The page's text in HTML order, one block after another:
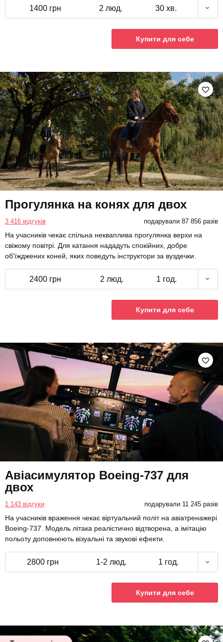
1400 грн 2 люд. 30 хв.
Купити для себе
Прогулянка на конях для двох
3 416 відгуків подарували 87 856 разів
На учасників чекає спільна некваплива прогулянка верхи на
свіжому повітрі. Для катання нададуть спокійних, добре
об'їжджених коней, яких поведуть інструктори за вуздечки.
2400 грн 2 люд. 1 год.
Купити для себе
Авіасимулятор Boeing-737 для
двох
1 143 відгуки подарували 11 245 разів
На учасників враження чекає віртуальний політ на авіатренажері
Boeing-737. Модель літака реалістично відтворена, а імітацію
польоту доповнюють візуальні та звукові ефекти.
2800 грн 1-2 люд. 1 год.
Купити для себе